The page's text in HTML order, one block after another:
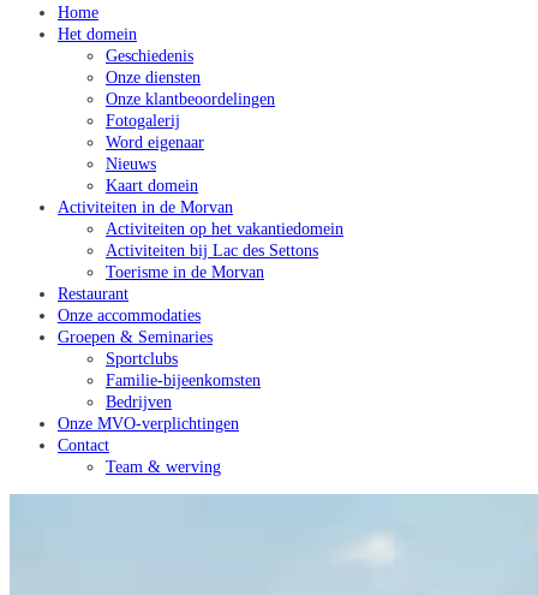
Home
Het domein
Geschiedenis
Onze diensten
Onze klantbeoordelingen
Fotogalerij
Word eigenaar
Nieuws
Kaart domein
Activiteiten in de Morvan
Activiteiten op het vakantiedomein
Activiteiten bij Lac des Settons
Toerisme in de Morvan
Restaurant
Onze accommodaties
Groepen & Seminaries
Sportclubs
Familie-bijeenkomsten
Bedrijven
Onze MVO-verplichtingen
Contact
Team & werving